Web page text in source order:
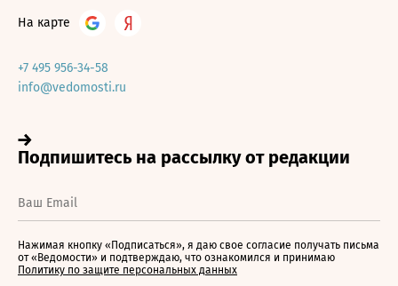
На карте
+7 495 956-34-58
info@vedomosti.ru
Нажимая кнопку «Подписаться», я даю свое согласие получать письма
от «Ведомости» и подтверждаю, что ознакомился и принимаю
Политику по защите персональных данных